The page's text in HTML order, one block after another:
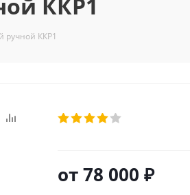
ручной ККР1
от78 000 ₽